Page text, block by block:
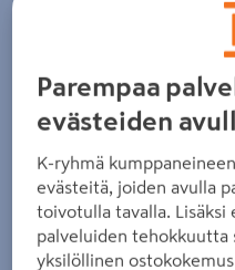
Parempaa
evästeiden
K-ryhmä
evästeitä, joiden avulla
toivotulla tavalla. Lisäksi
palveluiden tehokkuutta
yksilöllinen